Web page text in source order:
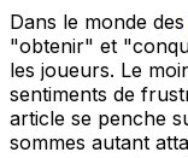
Dans le monde des
"obtenir" et
les joueurs. Le
sentiments de
article se penche
sommes autant